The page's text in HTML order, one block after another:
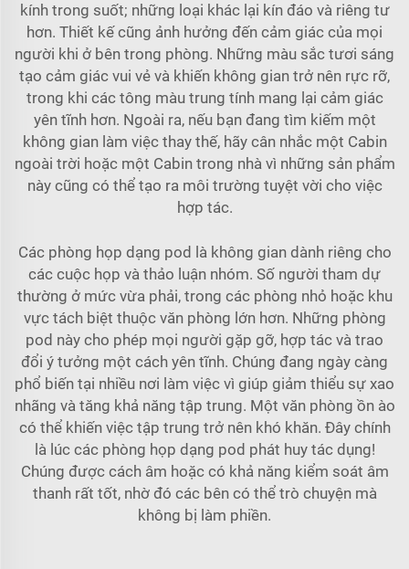
kính trong suốt; những loại khác lại kín đáo và riêng tư
hơn. Thiết kế cũng ảnh hưởng đến cảm giác của mọi
người khi ở bên trong phòng. Những màu sắc tươi sáng
tạo cảm giác vui vẻ và khiến không gian trở nên rực rỡ,
trong khi các tông màu trung tính mang lại cảm giác
yên tĩnh hơn. Ngoài ra, nếu bạn đang tìm kiếm một
không gian làm việc thay thế, hãy cân nhắc một Cabin
ngoài trời hoặc một Cabin trong nhà vì những sản phẩm
này cũng có thể tạo ra môi trường tuyệt vời cho việc
hợp tác.
Các phòng họp dạng pod là không gian dành riêng cho
các cuộc họp và thảo luận nhóm. Số người tham dự
thường ở mức vừa phải, trong các phòng nhỏ hoặc khu
vực tách biệt thuộc văn phòng lớn hơn. Những phòng
pod này cho phép mọi người gặp gỡ, hợp tác và trao
đổi ý tưởng một cách yên tĩnh. Chúng đang ngày càng
phổ biến tại nhiều nơi làm việc vì giúp giảm thiểu sự xao
nhãng và tăng khả năng tập trung. Một văn phòng ồn ào
có thể khiến việc tập trung trở nên khó khăn. Đây chính
là lúc các phòng họp dạng pod phát huy tác dụng!
Chúng được cách âm hoặc có khả năng kiểm soát âm
thanh rất tốt, nhờ đó các bên có thể trò chuyện mà
không bị làm phiền.